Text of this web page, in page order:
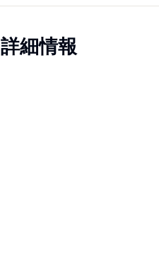
詳細情報